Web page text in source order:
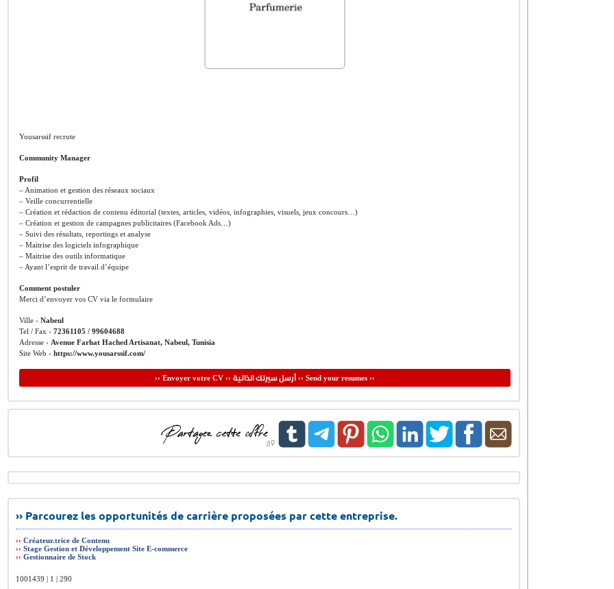
Yousarssif recrute
Community Manager
Profil
– Animation et gestion des réseaux sociaux
– Veille concurrentielle
– Création et rédaction de contenu éditorial (textes, articles, vidéos, infographies, visuels, jeux concours…)
– Création et gestion de campagnes publicitaires (Facebook Ads…)
– Suivi des résultats, reportings et analyse
– Maitrise des logiciels infographique
– Maitrise des outils informatique
– Ayant l’esprit de travail d’équipe
Comment postuler
Merci d’envoyer vos CV via le formulaire
Ville › Nabeul
Tel / Fax › 72361105 / 99604688
Adresse › Avenue Farhat Hached Artisanat, Nabeul, Tunisia
Site Web › https://www.yousarssif.com/
›› Envoyer votre CV ›› أرسل سيرتك الذاتية‹‹ Send your resumes ‹‹
›› Parcourez les opportunités de carrière proposées par cette entreprise.
›› Créateur.trice de Contenu
›› Stage Gestion et Développement Site E-commerce
›› Gestionnaire de Stock
1001439 | 1 | 290